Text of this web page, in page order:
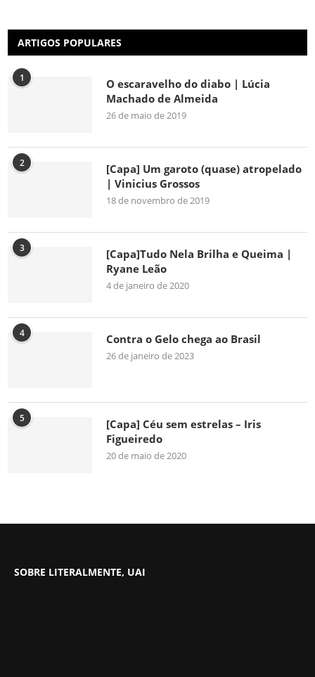
ARTIGOS POPULARES
1
O escaravelho do diabo | Lúcia
Machado de Almeida
26 de maio de 2019
2
[Capa] Um garoto (quase) atropelado
| Vinicius Grossos
18 de novembro de 2019
3
[Capa]Tudo Nela Brilha e Queima |
Ryane Leão
4 de janeiro de 2020
4 Contra o Gelo chega ao Brasil
26 de janeiro de 2023
5
[Capa] Céu sem estrelas – Iris
Figueiredo
20 de maio de 2020
SOBRE LITERALMENTE, UAI